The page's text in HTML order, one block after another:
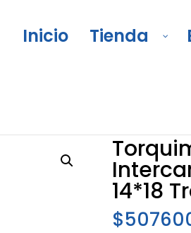
Inicio Tienda
14*18
$